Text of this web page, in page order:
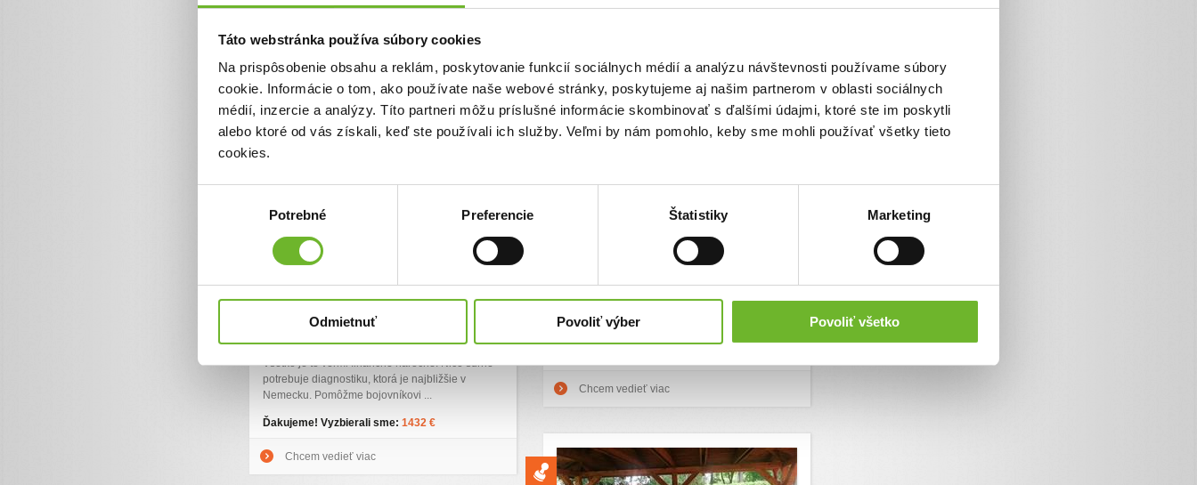
Táto webstránka používa súbory cookies
Na prispôsobenie obsahu a reklám, poskytovanie funkcií sociálnych médií a analýzu návštevnosti používame súbory
cookie. Informácie o tom, ako používate naše webové stránky, poskytujeme aj našim partnerom v oblasti sociálnych
médií, inzercie a analýzy. Títo partneri môžu príslušné informácie skombinovať s ďalšími údajmi, ktoré ste im poskytli
alebo ktoré od vás získali, keď ste používali ich služby. Veľmi by nám pomohlo, keby sme mohli používať všetky tieto
cookies.
Potrebné Preferencie Štatistiky Marketing
Odmietnuť Povoliť výber Povoliť všetko
Spoločne pre Laru:
Pomoc pre Laru stále
pokračuje na prepravu
Pomôžme Lare v boji s jej závažnými zdravotnými
vďaka Vašej pomoci, môže absolvovať vyšetrenia
a potrebné rehabilitácie. Rodičom sa však
prepravu za vyšetreniami.
Chcem vedieť viac
Pomoc pre Nicolaska na
bunkovú liečbu a súrnu
diagnostiku v Nemecku
Zdravý, šikovný Nico sa zo dňa na deň dostal do
kritického stavu s množstvom epileptických
záchvatov, ktoré mu spôsobujú ďalšie zdravotné
problémy. Lekári nevedia, čo jeho stav spôsobuje
rehabilitujú, je mu podávaná bunková terapia.
Všetko je to veľmi finančne náročné. Nico súrne
potrebuje diagnostiku, ktorá je najbližšie v
Nemecku. Pomôžme bojovníkovi ...
Ďakujeme! Vyzbierali sme: 1432 €
Chcem vedieť viac